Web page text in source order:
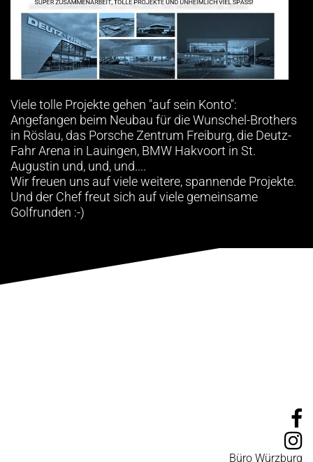
Viele tolle Projekte gehen "auf sein Konto":
Angefangen beim Neubau für die Wunschel-Brothers
in Röslau, das Porsche Zentrum Freiburg, die Deutz-
Fahr Arena in Lauingen, BMW Hakvoort in St.
Augustin und, und, und....
Wir freuen uns auf viele weitere, spannende Projekte.
Und der Chef freut sich auf viele gemeinsame
Golfrunden :-)
Büro Würzburg